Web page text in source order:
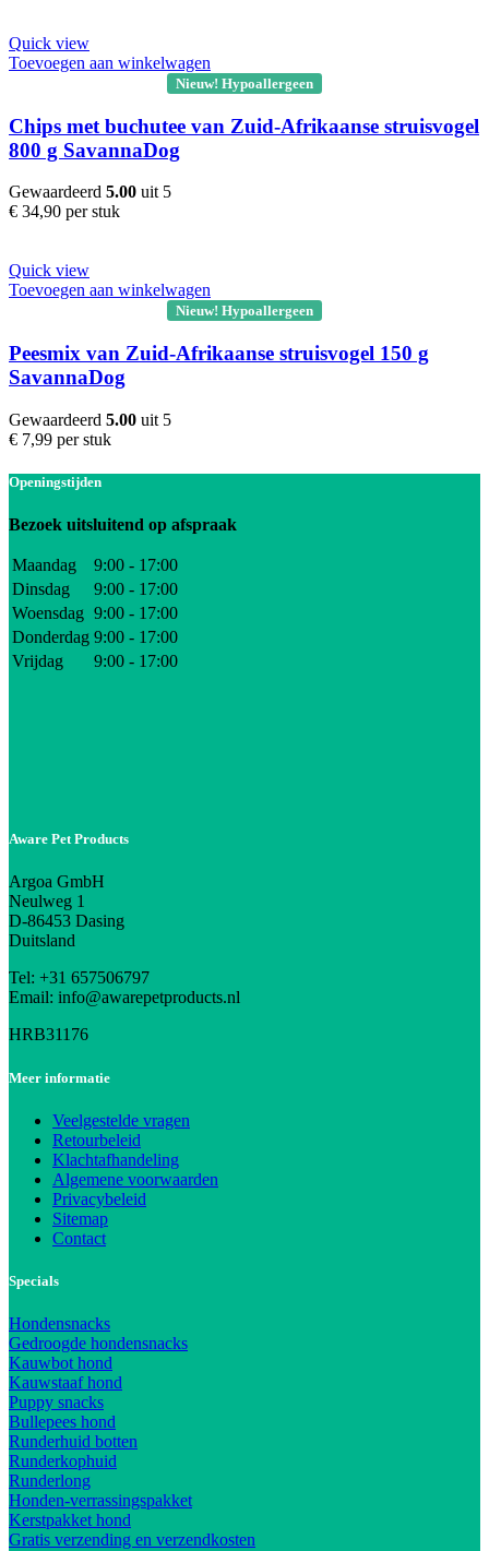
Quick view
Toevoegen aan winkelwagen
Nieuw! Hypoallergeen
Chips met buchutee van Zuid-Afrikaanse struisvogel
800 g SavannaDog
Gewaardeerd 5.00 uit 5
€ 34,90 per stuk
Quick view
Toevoegen aan winkelwagen
Nieuw! Hypoallergeen
Peesmix van Zuid-Afrikaanse struisvogel 150 g
SavannaDog
Gewaardeerd 5.00 uit 5
€ 7,99 per stuk
Openingstijden
Bezoek uitsluitend op afspraak
Maandag
9:00 - 17:00
Dinsdag
9:00 - 17:00
Woensdag 9:00 - 17:00
Donderdag 9:00 - 17:00
Vrijdag
9:00 - 17:00
Aware Pet Products
Argoa GmbH
Neulweg 1
D-86453 Dasing
Duitsland
Tel: +31 657506797
Email: info@awarepetproducts.nl
HRB31176
Meer informatie
Veelgestelde vragen
Retourbeleid
Klachtafhandeling
Algemene voorwaarden
Privacybeleid
Sitemap
Contact
Specials
Hondensnacks
Gedroogde hondensnacks
Kauwbot hond
Kauwstaaf hond
Puppy snacks
Bullepees hond
Runderhuid botten
Runderkophuid
Runderlong
Honden-verrassingspakket
Kerstpakket hond
Gratis verzending en verzendkosten